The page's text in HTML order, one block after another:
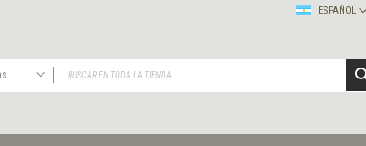
ESPAÑOL